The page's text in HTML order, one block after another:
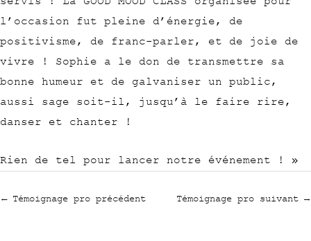
l’occasion fut pleine d’énergie, de
positivisme, de franc-parler, et de joie de
vivre ! Sophie a le don de transmettre sa
bonne humeur et de galvaniser un public,
aussi sage soit-il, jusqu’à le faire rire,
danser et chanter !
Rien de tel pour lancer notre événement ! »
←Témoignage pro précédent Témoignage pro suivant →